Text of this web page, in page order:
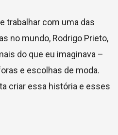
trabalhar com uma das
no mundo, Rodrigo Prieto,
do que eu imaginava –
e escolhas de moda.
criar essa história e esses